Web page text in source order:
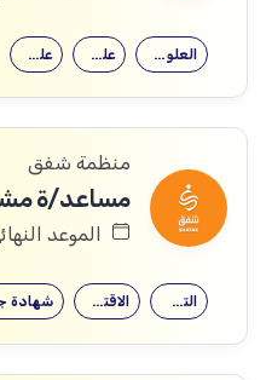
علم النفس علم اجتماع العلوم الاجتماعية
منظمة شفق
مساعد/ة
الموعد النهائي: 12/
الاقتصاد التجارة